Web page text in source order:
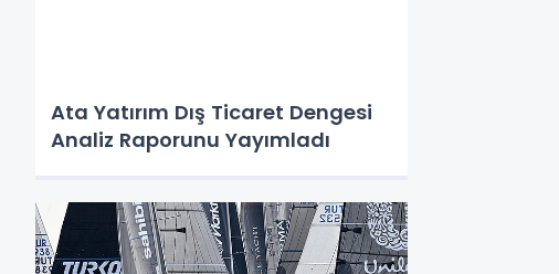
Ata Yatırım Dış Ticaret Dengesi
Analiz Raporunu Yayımladı